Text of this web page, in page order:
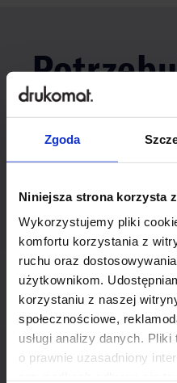
Zgoda
Niniejsza strona korzysta
Wykorzystujemy pliki
komfortu korzystania z
ruchu oraz
użytkownikom.
korzystaniu z naszej
społecznościowe,
usługi analizy danych.
o prawnie uzasadniony
produkt
Skontaktuj się